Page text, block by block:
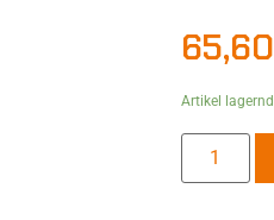
65,60
Artikel lagernd